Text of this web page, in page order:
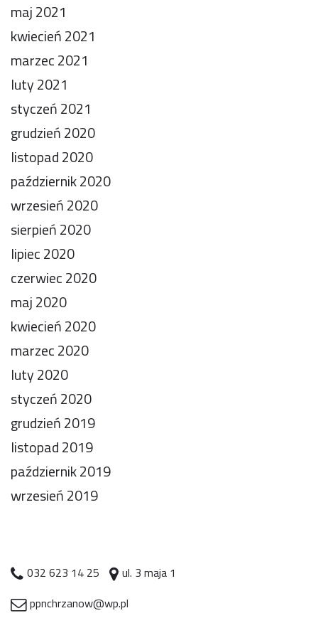
maj 2021
kwiecień 2021
marzec 2021
luty 2021
styczeń 2021
grudzień 2020
listopad 2020
październik 2020
wrzesień 2020
sierpień 2020
lipiec 2020
czerwiec 2020
maj 2020
kwiecień 2020
marzec 2020
luty 2020
styczeń 2020
grudzień 2019
listopad 2019
październik 2019
wrzesień 2019
032 623 14 25
ul. 3 maja 1
ppnchrzanow@wp.pl